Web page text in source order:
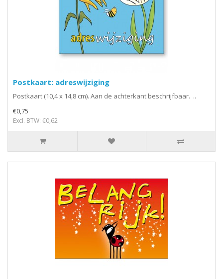
Postkaart: adreswijziging
Postkaart (10,4 x 14,8 cm). Aan de achterkant beschrijfbaar. ..
€0,75
Excl. BTW: €0,62